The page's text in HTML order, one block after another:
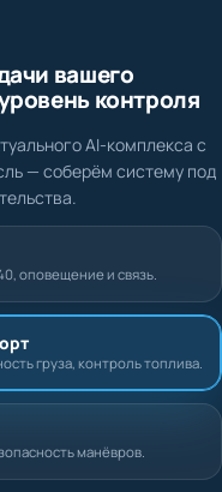
вашего
контроля
AI-комплекса с
— соберём систему под
оповещение и связь.
груза, контроль топлива.
манёвров.